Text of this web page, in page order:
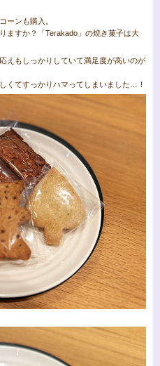
ーンも購入。
ますか？「Terakado」の焼き菓子は大
えもしっかりしていて満足度が高いのが
くてすっかりハマってしまいました…！